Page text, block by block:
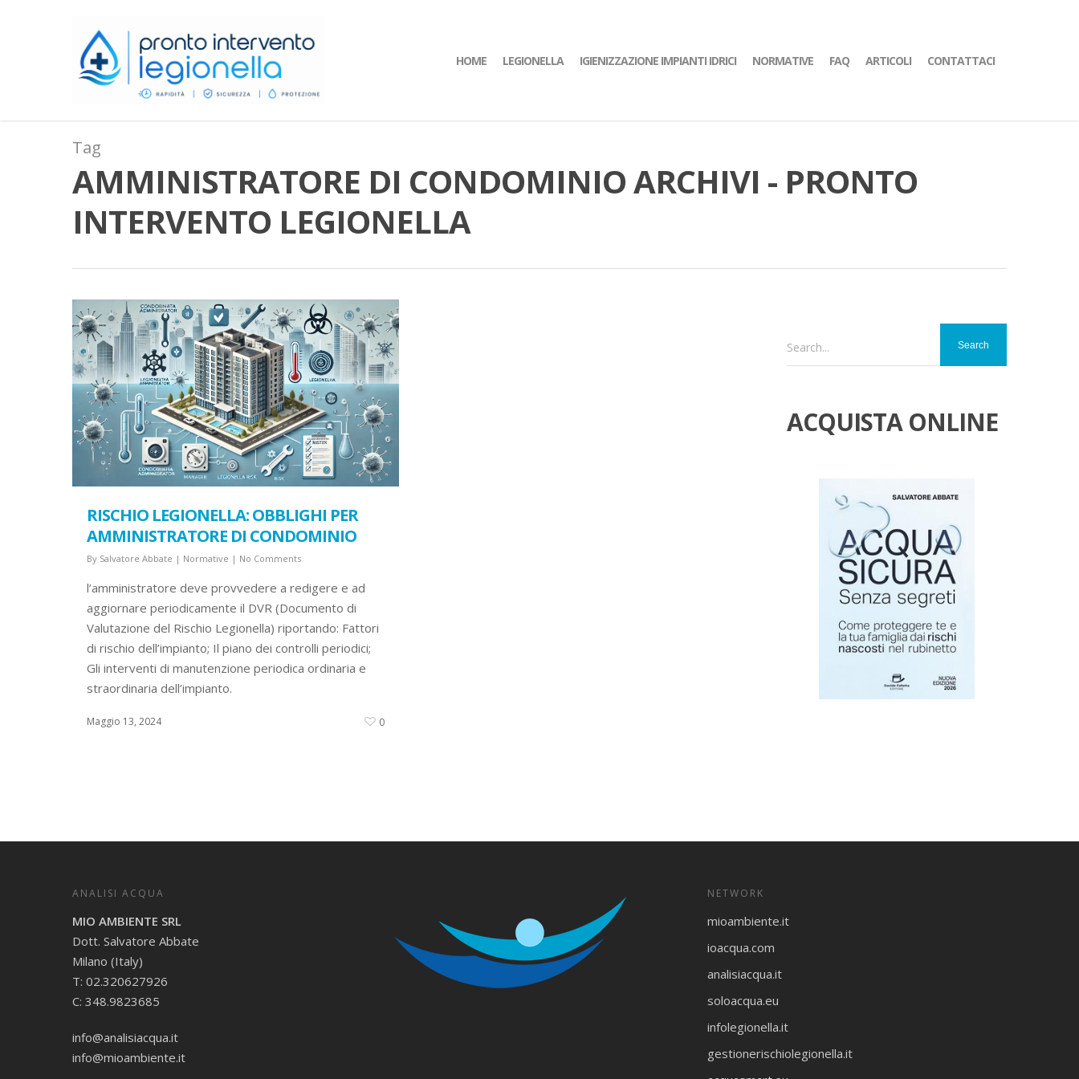
HOME LEGIONELLA IGIENIZZAZIONE IMPIANTI IDRICI NORMATIVE FAQ ARTICOLI CONTATTACI
Tag
AMMINISTRATORE DI CONDOMINIO ARCHIVI - PRONTO
INTERVENTO LEGIONELLA
RISCHIO LEGIONELLA: OBBLIGHI PER
AMMINISTRATORE DI CONDOMINIO
By Salvatore Abbate | Normative | No Comments
l’amministratore deve provvedere a redigere e ad
aggiornare periodicamente il DVR (Documento di
Valutazione del Rischio Legionella) riportando: Fattori
di rischio dell’impianto; Il piano dei controlli periodici;
Gli interventi di manutenzione periodica ordinaria e
straordinaria dell’impianto.
Maggio 13, 2024 0
Search...
ACQUISTA ONLINE
ANALISI ACQUA
MIO AMBIENTE SRL
Dott. Salvatore Abbate
Milano (Italy)
T: 02.320627926
C: 348.9823685
info@analisiacqua.it
info@mioambiente.it
NETWORK
mioambiente.it
ioacqua.com
analisiacqua.it
soloacqua.eu
infolegionella.it
gestionerischiolegionella.it